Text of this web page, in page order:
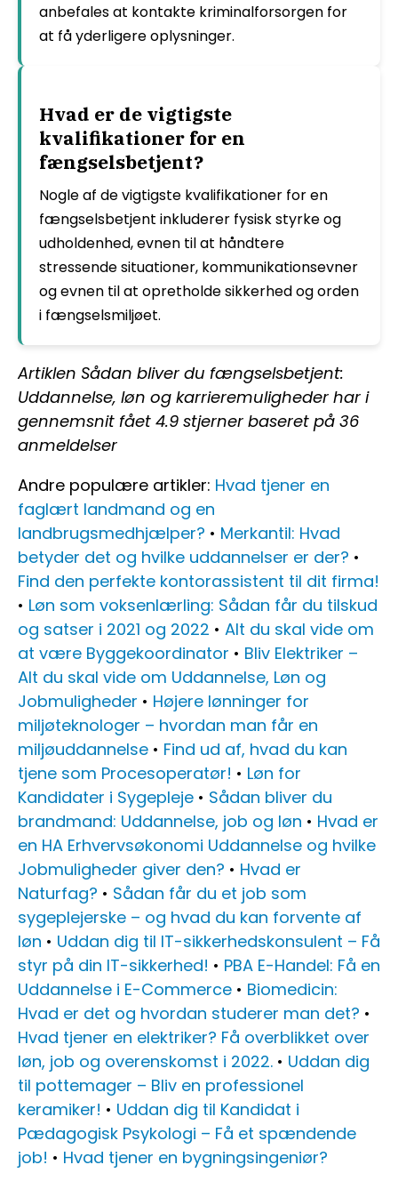
anbefales at kontakte kriminalforsorgen for
at få yderligere oplysninger.
Hvad er de vigtigste
kvalifikationer for en
fængselsbetjent?
Nogle af de vigtigste kvalifikationer for en
fængselsbetjent inkluderer fysisk styrke og
udholdenhed, evnen til at håndtere
stressende situationer, kommunikationsevner
og evnen til at opretholde sikkerhed og orden
i fængselsmiljøet.
Artiklen Sådan bliver du fængselsbetjent:
Uddannelse, løn og karrieremuligheder har i
gennemsnit fået 4.9 stjerner baseret på 36
anmeldelser
Andre populære artikler: Hvad tjener en
faglært landmand og en
landbrugsmedhjælper? • Merkantil: Hvad
betyder det og hvilke uddannelser er der? •
Find den perfekte kontorassistent til dit firma!
• Løn som voksenlærling: Sådan får du tilskud
og satser i 2021 og 2022 • Alt du skal vide om
at være Byggekoordinator • Bliv Elektriker –
Alt du skal vide om Uddannelse, Løn og
Jobmuligheder • Højere lønninger for
miljøteknologer – hvordan man får en
miljøuddannelse • Find ud af, hvad du kan
tjene som Procesoperatør! • Løn for
Kandidater i Sygepleje • Sådan bliver du
brandmand: Uddannelse, job og løn • Hvad er
en HA Erhvervsøkonomi Uddannelse og hvilke
Jobmuligheder giver den? • Hvad er
Naturfag? • Sådan får du et job som
sygeplejerske – og hvad du kan forvente af
løn • Uddan dig til IT-sikkerhedskonsulent – Få
styr på din IT-sikkerhed! • PBA E-Handel: Få en
Uddannelse i E-Commerce • Biomedicin:
Hvad er det og hvordan studerer man det? •
Hvad tjener en elektriker? Få overblikket over
løn, job og overenskomst i 2022. • Uddan dig
til pottemager – Bliv en professionel
keramiker! • Uddan dig til Kandidat i
Pædagogisk Psykologi – Få et spændende
job! • Hvad tjener en bygningsingeniør?